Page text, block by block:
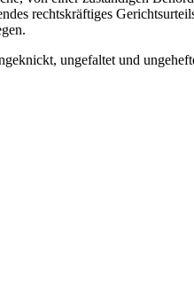
rechtskräftiges
ungefaltet und